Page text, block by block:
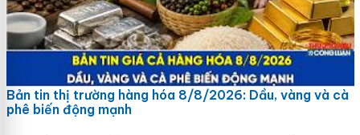
Bản tin thị trường hàng hóa 8/8/2026: Dầu, vàng và cà
phê biến động mạnh